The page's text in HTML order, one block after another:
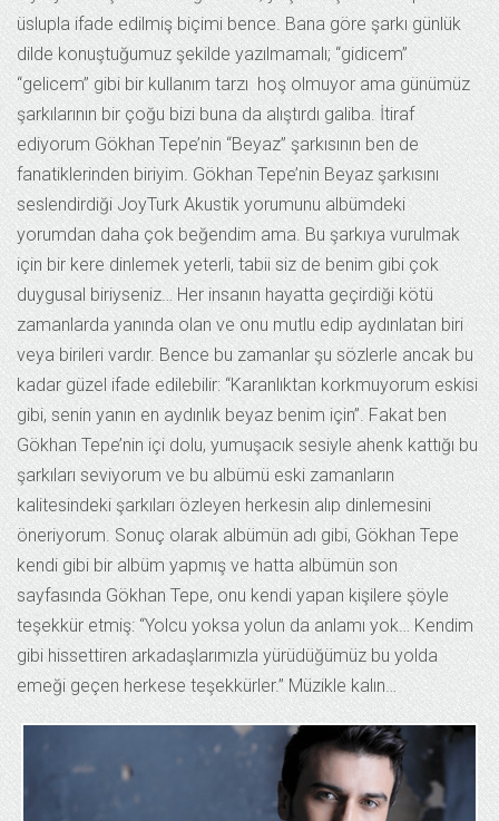
üslupla ifade edilmiş biçimi bence. Bana göre şarkı günlük
dilde konuştuğumuz şekilde yazılmamalı; “gidicem”
“gelicem” gibi bir kullanım tarzı hoş olmuyor ama günümüz
şarkılarının bir çoğu bizi buna da alıştırdı galiba. İtiraf
ediyorum Gökhan Tepe’nin “Beyaz” şarkısının ben de
fanatiklerinden biriyim. Gökhan Tepe’nin Beyaz şarkısını
seslendirdiği JoyTurk Akustik yorumunu albümdeki
yorumdan daha çok beğendim ama. Bu şarkıya vurulmak
için bir kere dinlemek yeterli, tabii siz de benim gibi çok
duygusal biriyseniz… Her insanın hayatta geçirdiği kötü
zamanlarda yanında olan ve onu mutlu edip aydınlatan biri
veya birileri vardır. Bence bu zamanlar şu sözlerle ancak bu
kadar güzel ifade edilebilir: “Karanlıktan korkmuyorum eskisi
gibi, senin yanın en aydınlık beyaz benim için”. Fakat ben
Gökhan Tepe’nin içi dolu, yumuşacık sesiyle ahenk kattığı bu
şarkıları seviyorum ve bu albümü eski zamanların
kalitesindeki şarkıları özleyen herkesin alıp dinlemesini
öneriyorum. Sonuç olarak albümün adı gibi, Gökhan Tepe
kendi gibi bir albüm yapmış ve hatta albümün son
sayfasında Gökhan Tepe, onu kendi yapan kişilere şöyle
teşekkür etmiş: “Yolcu yoksa yolun da anlamı yok… Kendim
gibi hissettiren arkadaşlarımızla yürüdüğümüz bu yolda
emeği geçen herkese teşekkürler.” Müzikle kalın…